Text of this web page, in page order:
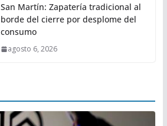
San Martín: Zapatería tradicional al
borde del cierre por desplome del
consumo
agosto 6, 2026